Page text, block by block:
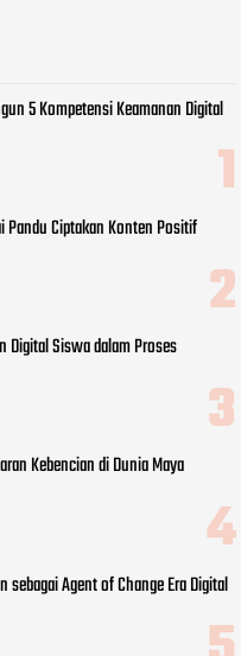
5 Kompetensi Keamanan Digital
Pandu Ciptakan Konten Positif
Digital Siswa dalam Proses
Kebencian di Dunia Maya
sebagai Agent of Change Era Digital